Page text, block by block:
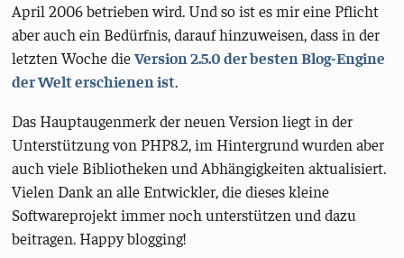
April 2006 betrieben wird. Und so ist es mir eine Pflicht
aber auch ein Bedürfnis, darauf hinzuweisen, dass in der
letzten Woche dieVersion 2.5.0 der besten Blog-Engine
der Welt erschienen ist.
Das Hauptaugenmerk der neuen Version liegt in der
Unterstützung von PHP8.2, im Hintergrund wurden aber
auch viele Bibliotheken und Abhängigkeiten aktualisiert.
Vielen Dank an alle Entwickler, die dieses kleine
Softwareprojekt immer noch unterstützen und dazu
beitragen. Happy blogging!